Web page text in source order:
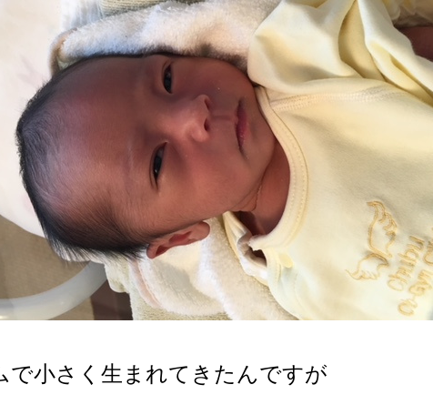
で小さく生まれてきたんですが